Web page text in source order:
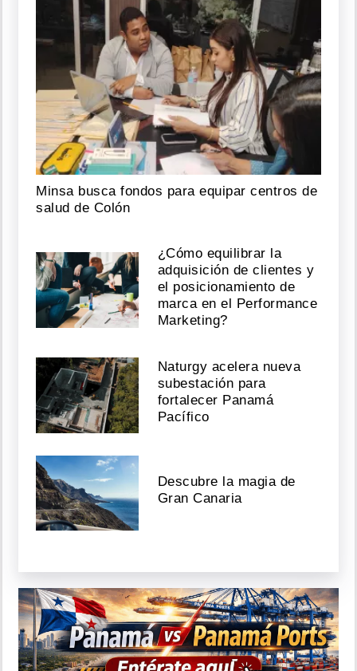
Minsa busca fondos para equipar centros de
salud de Colón
¿Cómo equilibrar la
adquisición de clientes y
el posicionamiento de
marca en el Performance
Marketing?
Naturgy acelera nueva
subestación para
fortalecer Panamá
Pacífico
Descubre la magia de
Gran Canaria